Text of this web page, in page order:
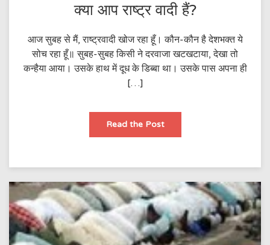
क्या आप राष्ट्र वादी हैं?
आज सुबह से मैं, राष्ट्रवादी खोज रहा हूँ। कौन-कौन है देशभक्त ये
सोच रहा हूँ॥ सुबह-सुबह किसी ने दरवाजा खटखटाया, देखा तो
कन्हैया आया। उसके हाथ में दूध के डिब्बा था। उसके पास अपना ही
[…]
Read the Postक्या
राष्ट्र